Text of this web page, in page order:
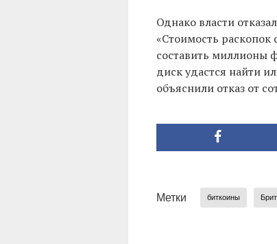
Однако власти
«Стоимость раскопок
составить миллионы
диск удастся найти
объяснили отказ от
Метки биткоины